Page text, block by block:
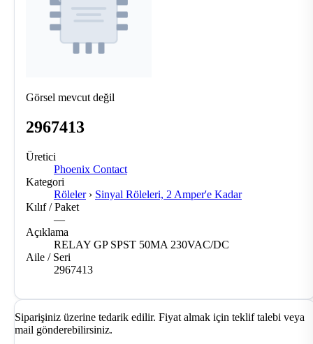
Görsel mevcut değil
2967413
Üretici
Phoenix Contact
Kategori
Röleler › Sinyal Röleleri, 2 Amper'e Kadar
Kılıf / Paket
—
Açıklama
RELAY GP SPST 50MA 230VAC/DC
Aile / Seri
2967413
Siparişiniz üzerine tedarik edilir. Fiyat almak için teklif talebi veya
mail gönderebilirsiniz.